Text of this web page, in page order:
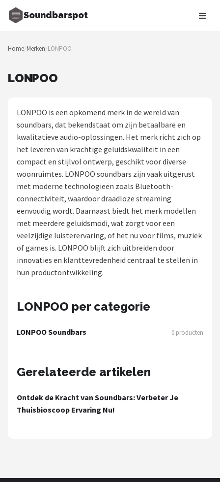
Soundbarspot
Zoeken
NAVIGATIE
Blog
Muziekstijlen
Sonos
JBL
Samsung
Shop
Power Dynamics
JBL
AquaSound
Home/Merken/LONPOO
LONPOO
LONPOO is een opkomend merk in de wereld van
soundbars, dat bekendstaat om zijn betaalbare en
kwalitatieve audio-oplossingen. Het merk richt zich op
het leveren van krachtige geluidskwaliteit in een
compact en stijlvol ontwerp, geschikt voor diverse
woonruimtes. LONPOO soundbars zijn vaak uitgerust
met moderne technologieën zoals Bluetooth-
connectiviteit, waardoor draadloze streaming
eenvoudig wordt. Daarnaast biedt het merk modellen
met meerdere geluidsmodi, wat zorgt voor een
veelzijdige luisterervaring, of het nu voor films, muziek
of games is. LONPOO blijft zich uitbreiden door
innovaties en klanttevredenheid centraal te stellen in
hun productontwikkeling.
LONPOO per categorie
LONPOO Soundbars 0 producten
Gerelateerde artikelen
Ontdek de Kracht van Soundbars: Verbeter Je
Thuisbioscoop Ervaring Nu!